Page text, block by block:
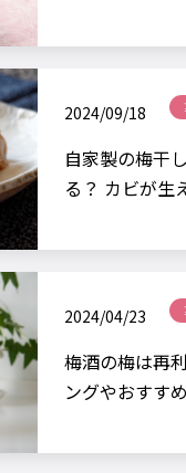
2024/09/18
自家製の梅干
る？ カビが生
2024/04/23
梅酒の梅は再
ングやおすす